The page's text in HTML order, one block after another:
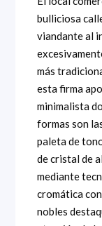
bulliciosa
viandante al
más
esta firma
minimalista
formas son
paleta de
de cristal de
mediante
cromática
nobles